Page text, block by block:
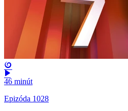
46 minút
Epizóda 1028